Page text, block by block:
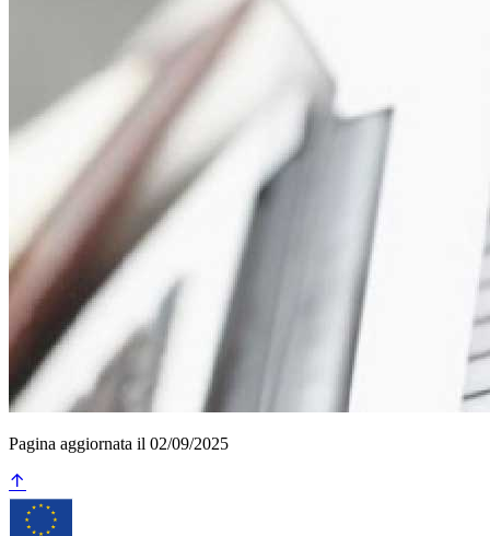
Pagina aggiornata il 02/09/2025